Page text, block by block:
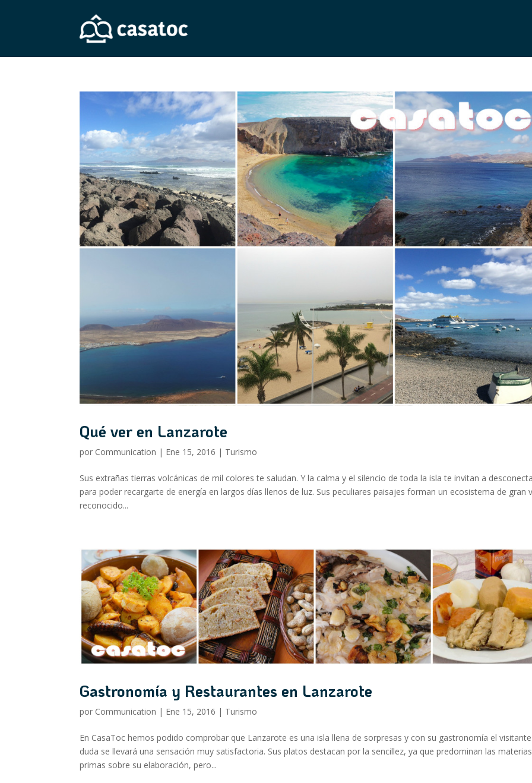
Qué ver en Lanzarote
por Communication | Ene 15, 2016 | Turismo
Sus extrañas tierras volcánicas de mil colores te saludan. Y la calma y el silencio de toda la isla te invitan a
para poder recargarte de energía en largos días llenos de luz. Sus peculiares paisajes forman un ecosistema de gran
reconocido...
Gastronomía y Restaurantes en Lanzarote
por Communication | Ene 15, 2016 | Turismo
En CasaToc hemos podido comprobar que Lanzarote es una isla llena de sorpresas y con su gastronomía el
duda se llevará una sensación muy satisfactoria. Sus platos destacan por la sencillez, ya que predominan las materias
primas sobre su elaboración, pero...